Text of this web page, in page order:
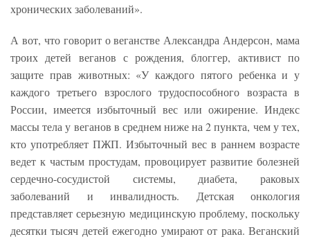
хронических заболеваний».
А вот, что говорит о веганстве Александра Андерсон, мама
троих детей веганов с рождения, блоггер, активист по
защите прав животных: «У каждого пятого ребенка и у
каждого третьего взрослого трудоспособного возраста в
России, имеется избыточный вес или ожирение. Индекс
массы тела у веганов в среднем ниже на 2 пункта, чем у тех,
кто употребляет ПЖП. Избыточный вес в раннем возрасте
ведет к частым простудам, провоцирует развитие болезней
сердечно-сосудистой системы, диабета, раковых
заболеваний и инвалидность. Детская онкология
представляет серьезную медицинскую проблему, поскольку
десятки тысяч детей ежегодно умирают от рака. Веганский